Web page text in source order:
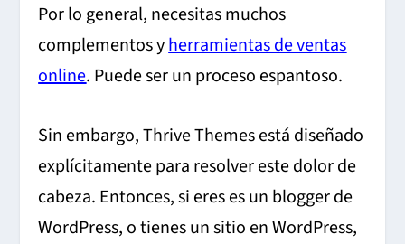
Por lo general, necesitas muchos
complementos yherramientas de ventas
online. Puede ser un proceso espantoso.
Sin embargo, Thrive Themes está diseñado
explícitamente para resolver este dolor de
cabeza. Entonces, si eres es un blogger de
WordPress, o tienes un sitio en WordPress,